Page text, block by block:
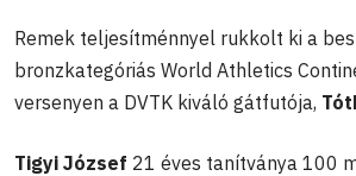
Remek teljesítménnyel rukkolt ki a
bronzkategóriás World Athletics
versenyen a DVTK kiváló gátfutója,
Tigyi József 21 éves tanítványa 100